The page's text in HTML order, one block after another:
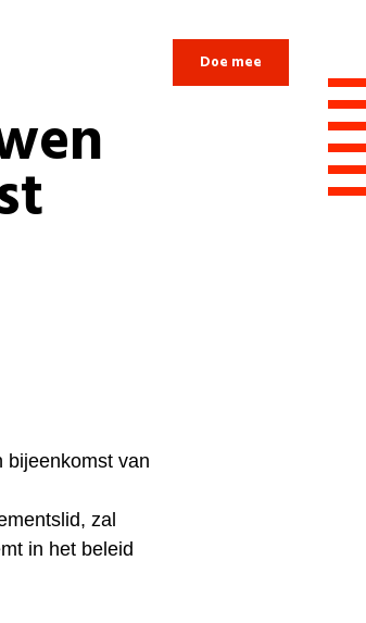
Doe mee
bijeenkomst van
zal
in het beleid